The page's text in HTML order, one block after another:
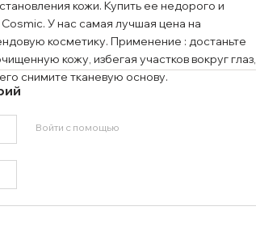
кожи. Купить ее недорого и
У нас самая лучшая цена на
косметику. Применение : достаньте
кожу, избегая участков вокруг глаз,
снимите тканевую основу.
Войти с помощью